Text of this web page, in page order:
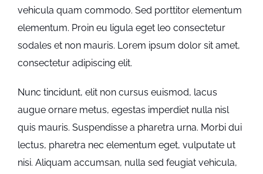
vehicula quam commodo. Sed porttitor elementum
elementum. Proin eu ligula eget leo consectetur
sodales et non mauris. Lorem ipsum dolor sit amet,
consectetur adipiscing elit.
Nunc tincidunt, elit non cursus euismod, lacus
augue ornare metus, egestas imperdiet nulla nisl
quis mauris. Suspendisse a pharetra urna. Morbi dui
lectus, pharetra nec elementum eget, vulputate ut
nisi. Aliquam accumsan, nulla sed feugiat vehicula,